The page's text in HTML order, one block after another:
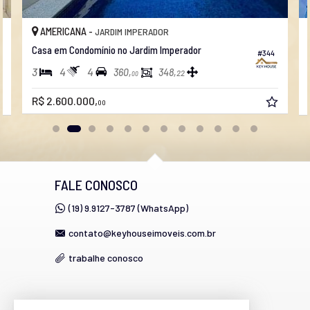
#344
AMERICANA - JARDIM IMPERADOR
Casa em Condomínio no Jardim Imperador
3 4 4 360,00 348,22
R$ 2.600.000,00
FALE CONOSCO
(19) 9.9127-3787 (WhatsApp)
contato@keyhouseimoveis.com.br
trabalhe conosco